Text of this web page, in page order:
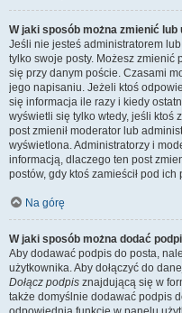
W jaki sposób można zmienić lub
Jeśli nie jesteś administratorem
tylko swoje posty. Możesz zmienić
się przy danym poście. Czasami
jego napisaniu. Jeżeli ktoś
się informacja ile razy i kiedy
wyświetli się tylko wtedy, jeśli ktoś
post zmienił moderator lub
wyświetlona. Administratorzy i
informacją, dlaczego ten post
postów, gdy ktoś zamieścił pod ich
Na górę
W jaki sposób można dodać
Aby dodawać podpis do posta,
użytkownika. Aby dołączyć do
Dołącz podpis znajdującą się w
także domyślnie dodawać podpis